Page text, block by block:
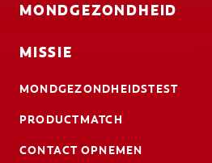
MONDGEZONDHEID
MISSIE
MONDGEZONDHEIDSTEST
PRODUCTMATCH
CONTACT OPNEMEN